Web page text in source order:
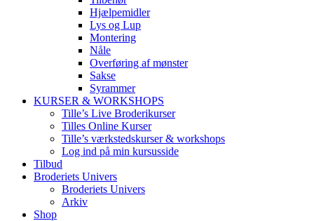
Hjælpemidler
Lys og Lup
Montering
Nåle
Overføring af mønster
Sakse
Syrammer
KURSER & WORKSHOPS
Tille’s Live Broderikurser
Tilles Online Kurser
Tille’s værkstedskurser & workshops
Log ind på min kursusside
Tilbud
Broderiets Univers
Broderiets Univers
Arkiv
Shop